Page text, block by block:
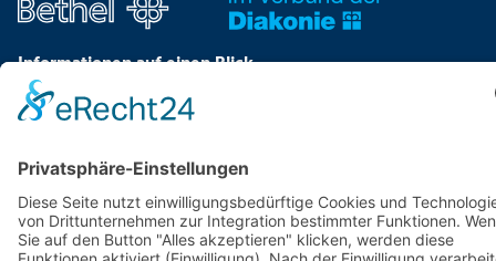
Informationen auf einen Blick
Termine
Kontakt + Ansprechpartner
Stellenangebote
Spenden